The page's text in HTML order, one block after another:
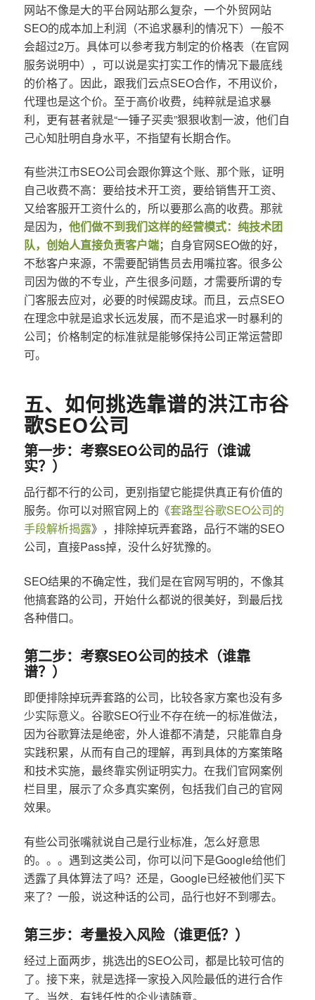
网站不像是大的平台网站那么复杂，一个外贸网站
SEO的成本加上利润（不追求暴利的情况下）一般不
会超过2万。具体可以参考我方制定的价格表（在官网
服务说明中），可以说是实打实工作的情况下最底线
的价格了。因此，跟我们云点SEO合作，不用议价，
代理也是这个价。至于高价收费，纯粹就是追求暴
利，更有甚者就是“一锤子买卖”狠狠收割一波，他们自
己心知肚明自身水平，不指望有长期合作。
有些洪江市SEO公司会跟你算这个账、那个账，证明
自己收费不高：要给技术开工资，要给销售开工资、
又给客服开工资什么的，所以要那么高的收费。那就
是因为， 他们做不到我们这样的经营模式：纯技术团
队，创始人直接负责客户端；自身官网SEO做的好，
不愁客户来源，不需要配销售员去用嘴拉客。很多公
司因为做的不专业，产生很多问题，才需要所谓的专
门客服去应对，必要的时候踢皮球。而且，云点SEO
在理念中就是追求长远发展，而不是追求一时暴利的
公司；价格制定的标准就是能够保持公司正常运营即
可。
五、如何挑选靠谱的洪江市谷
歌SEO公司
第一步：考察SEO公司的品行（谁诚
实？）
品行都不行的公司，更别指望它能提供真正有价值的
服务。你可以对照官网上的《套路型谷歌SEO公司的
手段解析揭露》，排除掉玩弄套路，品行不端的SEO
公司，直接Pass掉，没什么好犹豫的。
SEO结果的不确定性，我们是在官网写明的，不像其
他搞套路的公司，开始什么都说的很美好，到最后找
各种借口。
第二步：考察SEO公司的技术（谁靠
谱？）
即便排除掉玩弄套路的公司，比较各家方案也没有多
少实际意义。谷歌SEO行业不存在统一的标准做法，
因为谷歌算法是绝密，外人谁都不清楚，只能靠自身
实践积累，从而有自己的理解，再到具体的方案策略
和技术实施，最终靠实例证明实力。在我们官网案例
栏目里，展示了众多真实案例，包括我们自己的官网
效果。
有些公司张嘴就说自己是行业标准，怎么好意思
的。。。遇到这类公司，你可以问下是Google给他们
透露了具体算法了吗？还是，Google已经被他们买下
来了？一般，说这种话的公司，品行也好不到哪去。
第三步：考量投入风险（谁更低？）
经过上面两步，挑选出的SEO公司，都是比较可信的
了。接下来，就是选择一家投入风险最低的进行合作